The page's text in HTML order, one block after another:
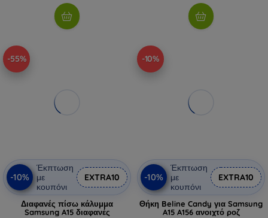
-55%
-10%
Έκπτωση
με
κουπόνι
EXTRA10
Διαφανές πίσω κάλυμμα
Samsung A15 διαφανές
-10%
-10%
Έκπτωση
με
κουπόνι
EXTRA10
Θήκη Beline Candy για Samsung
A15 A156 ανοιχτό ροζ